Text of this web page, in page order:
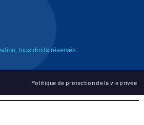
tous droits réservés.
Politique de protection de la vie privée